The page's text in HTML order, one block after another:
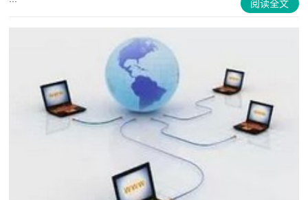
阅读全文